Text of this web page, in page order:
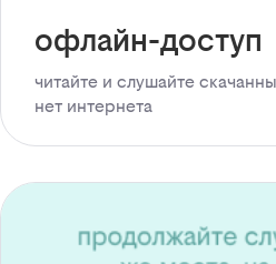
офлайн-доступ
читайте и слушайте
нет интернета